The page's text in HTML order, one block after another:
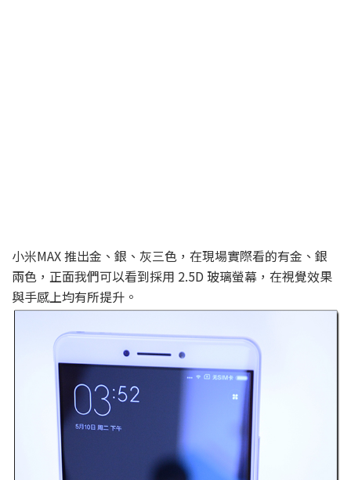
小米MAX 推出金、銀、灰三色，在現場實際看的有金、銀
兩色，正面我們可以看到採用 2.5D 玻璃螢幕，在視覺效果
與手感上均有所提升。